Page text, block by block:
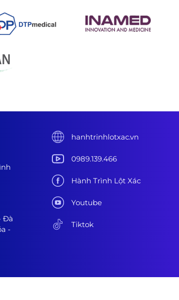
Đà
-
hanhtrinhlotxac.vn
0989.139.466
Hành Trình Lột Xác
Youtube
Tiktok